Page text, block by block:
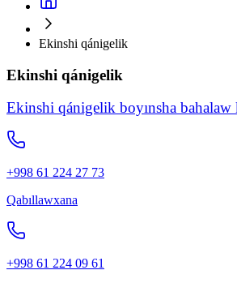
Ekinshi qánigelik
Ekinshi qánigelik
Ekinshi qánigelik boyınsha bahalaw
+998 61 224 27 73
Qabıllawxana
+998 61 224 09 61